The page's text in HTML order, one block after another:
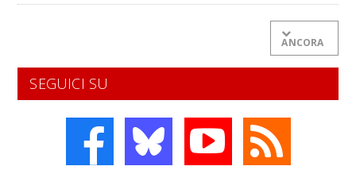
ANCORA
SEGUICI SU